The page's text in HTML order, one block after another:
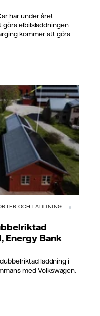
har under året
elbilsladdningen
kommer att göra
OCH LADDNING
Energy Bank
laddning i
med Volkswagen.